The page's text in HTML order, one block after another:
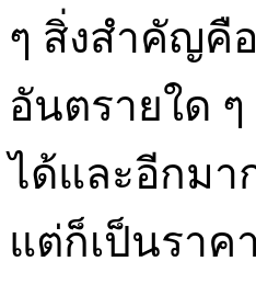
ๆ สิ่งสำคัญคื
อันตรายใด
ได้และอีกมา
แต่ก็เป็นรา